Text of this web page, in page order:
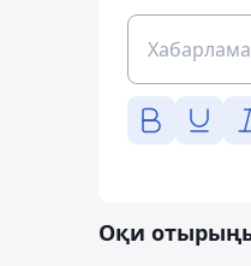
Оқи